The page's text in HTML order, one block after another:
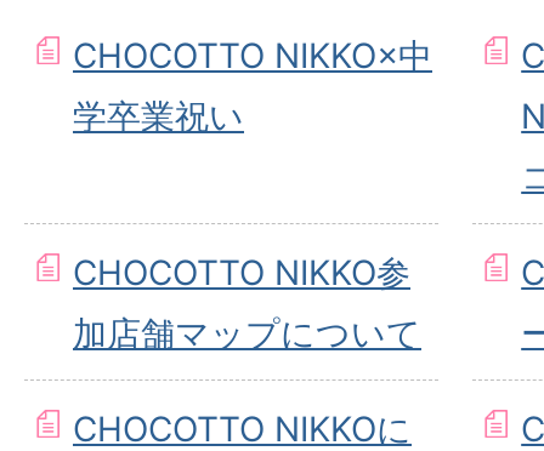
CHOCOTTO NIKKO×中
学卒業祝い
CHOCOTTO NIKKO参
加店舗マップについて
CHOCOTTO NIKKOに